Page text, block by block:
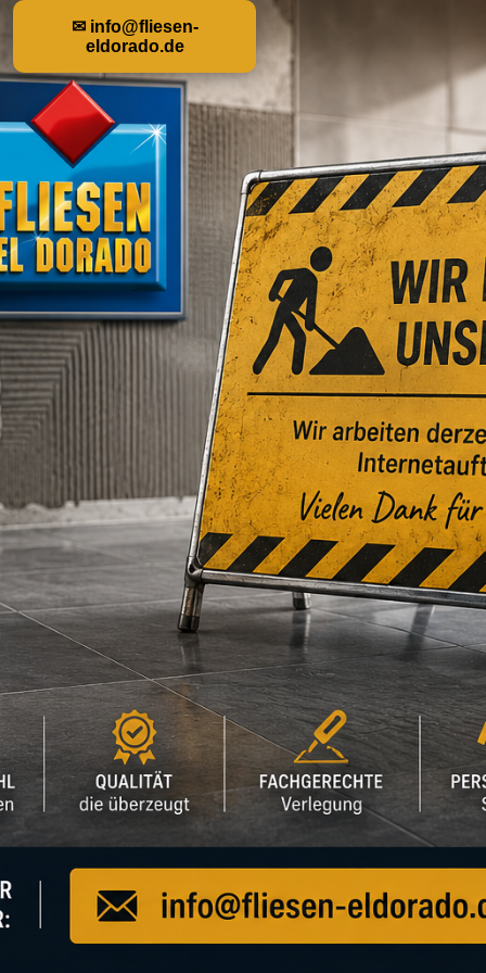
✉ info@fliesen-
eldorado.de